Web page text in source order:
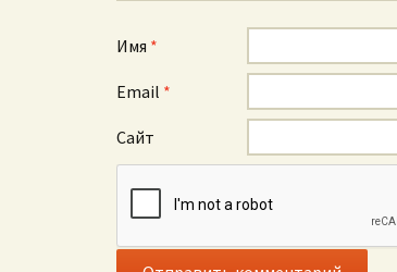
Имя *
Email *
Сайт